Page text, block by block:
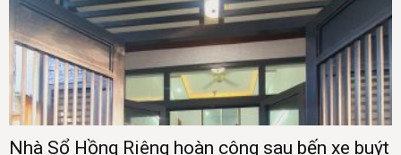
Nhà Sổ Hồng Riêng hoàn công sau bến xe buýt